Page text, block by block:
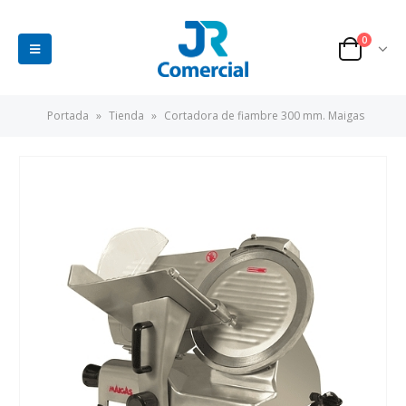
0
Portada » Tienda » Cortadora de fiambre 300 mm. Maigas